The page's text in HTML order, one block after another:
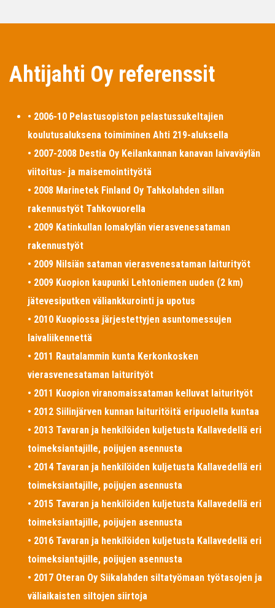
Ahtijahti Oy referenssit
• 2006-10 Pelastusopiston pelastussukeltajien
koulutusaluksena toimiminen Ahti 219-aluksella
• 2007-2008 Destia Oy Keilankannan kanavan laivaväylän
viitoitus- ja maisemointityötä
• 2008 Marinetek Finland Oy Tahkolahden sillan
rakennustyöt Tahkovuorella
• 2009 Katinkullan lomakylän vierasvenesataman
rakennustyöt
• 2009 Nilsiän sataman vierasvenesataman laiturityöt
• 2009 Kuopion kaupunki Lehtoniemen uuden (2 km)
jätevesiputken väliankkurointi ja upotus
• 2010 Kuopiossa järjestettyjen asuntomessujen
laivaliikennettä
• 2011 Rautalammin kunta Kerkonkosken
vierasvenesataman laiturityöt
• 2011 Kuopion viranomaissataman kelluvat laiturityöt
• 2012 Siilinjärven kunnan laituritöitä eripuolella kuntaa
• 2013 Tavaran ja henkilöiden kuljetusta Kallavedellä eri
toimeksiantajille, poijujen asennusta
• 2014 Tavaran ja henkilöiden kuljetusta Kallavedellä eri
toimeksiantajille, poijujen asennusta
• 2015 Tavaran ja henkilöiden kuljetusta Kallavedellä eri
toimeksiantajille, poijujen asennusta
• 2016 Tavaran ja henkilöiden kuljetusta Kallavedellä eri
toimeksiantajille, poijujen asennusta
• 2017 Oteran Oy Siikalahden siltatyömaan työtasojen ja
väliaikaisten siltojen siirtoja